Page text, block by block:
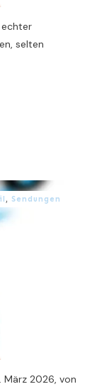
echter
selten
, Sendungen
März 2026, von